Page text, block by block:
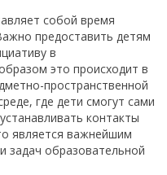
собой время
предоставить детям
в
это происходит в
пространственной
где дети смогут сами
контакты
является важнейшим
задач образовательной